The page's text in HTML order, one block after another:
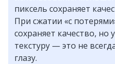
пиксель сохраняет
При сжатии «с
сохраняет качество, но
текстуру — это не
глазу.